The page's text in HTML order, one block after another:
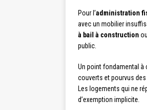
Pour l’administration
avec un mobilier
à bail à construction
public.
Un point fondamental à
couverts et pourvus
Les logements qui ne
d’exemption implicite.